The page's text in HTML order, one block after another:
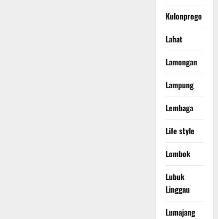
Kulonprogo
Lahat
Lamongan
Lampung
Lembaga
Life style
Lombok
Lubuk
Linggau
Lumajang